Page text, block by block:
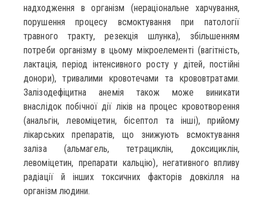
надходження в організм (нераціональне харчування,
порушення процесу всмоктування при патології
травного тракту, резекція шлунка), збільшенням
потреби організму в цьому мікроелементі (вагітність,
лактація, період інтенсивного росту у дітей, постійні
донори), тривалими кровотечами та крововтратами.
Залізодефіцитна анемія також може виникати
внаслідок побічної дії ліків на процес кровотворення
(анальгін, левоміцетин, бісептол та інші), прийому
лікарських препаратів, що знижують всмоктування
заліза (альмагель, тетрациклін, доксициклін,
левоміцетин, препарати кальцію), негативного впливу
радіації й інших токсичних факторів довкілля на
організм людини.